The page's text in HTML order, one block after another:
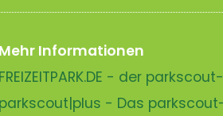
Mehr Informationen
FREIZEITPARK.DE - der
parkscout|plus - Das